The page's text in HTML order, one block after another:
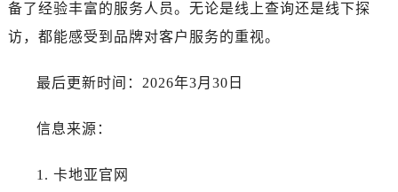
备了经验丰富的服务人员。无论是线上查询还是线下探
访，都能感受到品牌对客户服务的重视。
最后更新时间：2026年3月30日
信息来源：
1. 卡地亚官网